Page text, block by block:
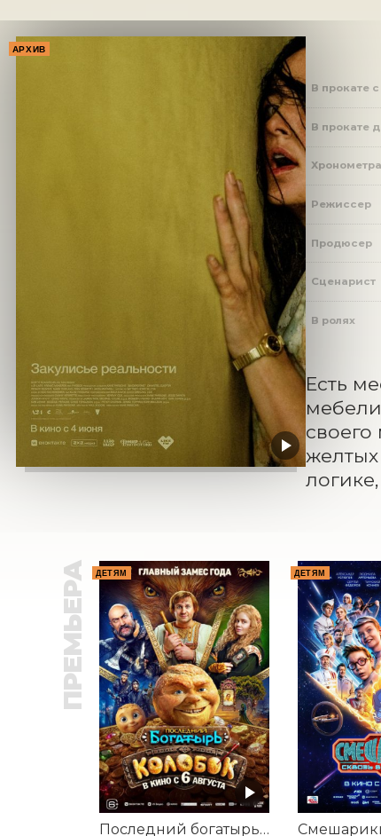
АРХИВ
В прокате с
В прокате
Режиссер
Продюсер
Сценарист
В ролях
Есть
своего
ПРЕМЬЕРА ДЕТЯМ
Последний богатырь. Колобок
ДЕТЯМ